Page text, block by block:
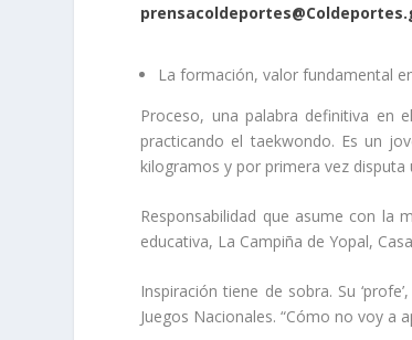
La formación, valor fundamental
Proceso, una palabra definitiva en
practicando el taekwondo. Es un
kilogramos y por primera vez
Responsabilidad que asume con la
educativa, La Campiña de Yopal,
Inspiración tiene de sobra. Su
Juegos Nacionales. “Cómo no voy a